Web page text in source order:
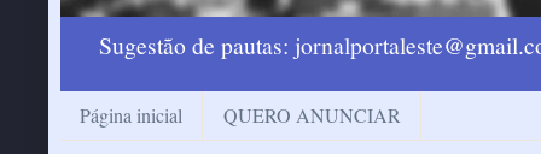
Sugestão de pautas:
Página inicial QUERO ANUNCIAR